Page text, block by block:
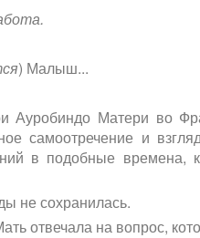
) Малыш...
Ауробиндо Матери во
самоотречение и
в подобные
не сохранилась.
отвечала на вопрос,